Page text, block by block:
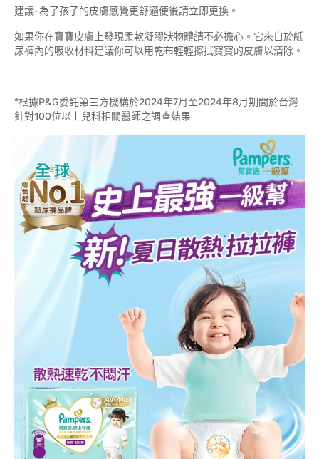
建議-為了孩子的皮膚感覺更舒適便後請立即更換。
如果你在寶寶皮膚上發現柔軟凝膠狀物體請不必擔心。它來自於紙
尿褲內的吸收材料建議你可以用乾布輕輕擦拭寶寶的皮膚以清除。
*根據P&G委託第三方機構於2024年7月至2024年8月期間於台灣
針對100位以上兒科相關醫師之調查結果